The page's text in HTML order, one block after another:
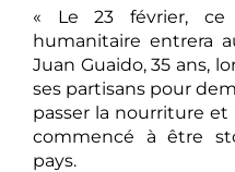
« Le 23 février, ce
humanitaire entrera
Juan Guaido, 35 ans,
ses partisans pour
passer la nourriture
commencé à être
pays.